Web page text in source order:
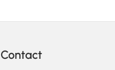
Contact